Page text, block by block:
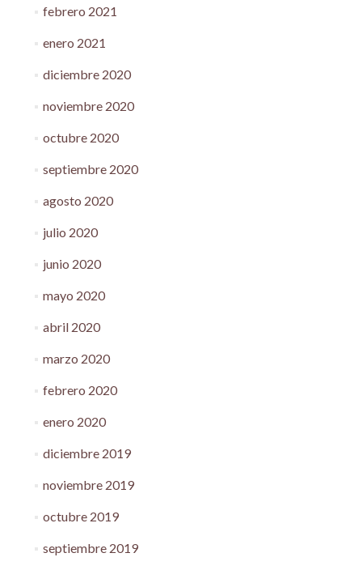
febrero 2021
enero 2021
diciembre 2020
noviembre 2020
octubre 2020
septiembre 2020
agosto 2020
julio 2020
junio 2020
mayo 2020
abril 2020
marzo 2020
febrero 2020
enero 2020
diciembre 2019
noviembre 2019
octubre 2019
septiembre 2019